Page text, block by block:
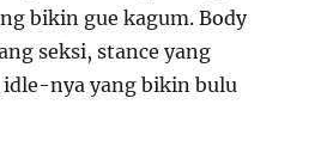
bikin gue kagum. Body
seksi, stance yang
idle-nya yang bikin bulu